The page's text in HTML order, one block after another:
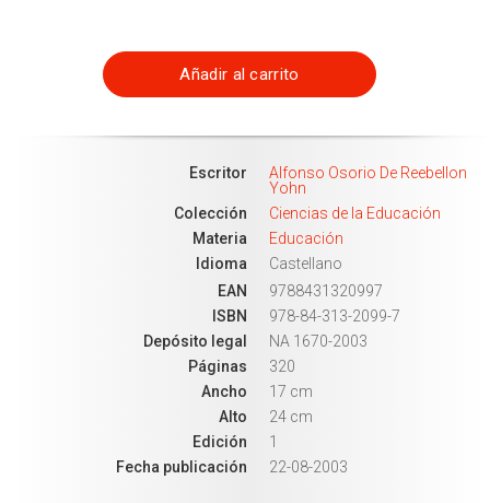
Añadir al carrito
Escritor
Alfonso Osorio De Reebellon
Yohn
Colección
Ciencias de la Educación
Materia
Educación
Idioma
Castellano
EAN
9788431320997
ISBN
978-84-313-2099-7
Depósito legal
NA 1670-2003
Páginas
320
Ancho
17 cm
Alto
24 cm
Edición
1
Fecha publicación
22-08-2003